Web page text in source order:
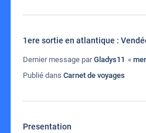
1ere sortie en atlantique :
Dernier message parGladys11 «
Publié dans Carnet de voyages
Presentation